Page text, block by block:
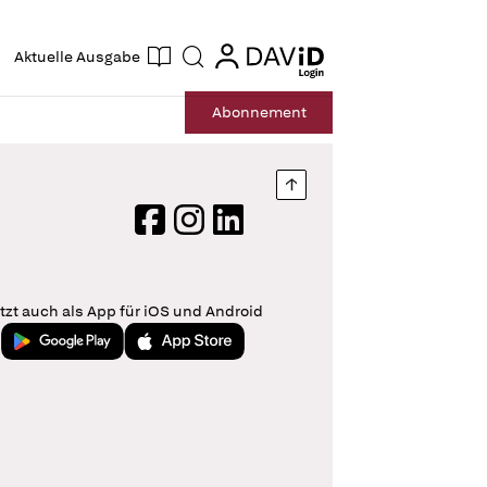
Aktuelle Ausgabe Suche login
login
Abonnement
Nach oben springen
FacebookInstagram
LinkedIn
auch als App für iOS und Android
Jetzt bei Google PlayLaden im App Store